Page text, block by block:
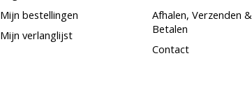
Mijn bestellingen
Mijn verlanglijst
Afhalen, Verzenden &
Betalen
Contact